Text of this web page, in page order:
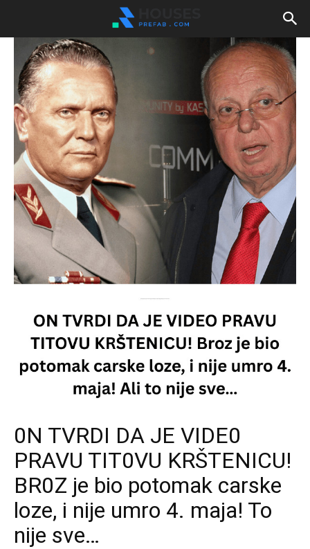
0N TVRDI DA JE VIDE0
PRAVU TIT0VU KRŠTENICU!
BR0Z je bio potomak carske
loze, i nije umro 4. maja! To
nije sve…